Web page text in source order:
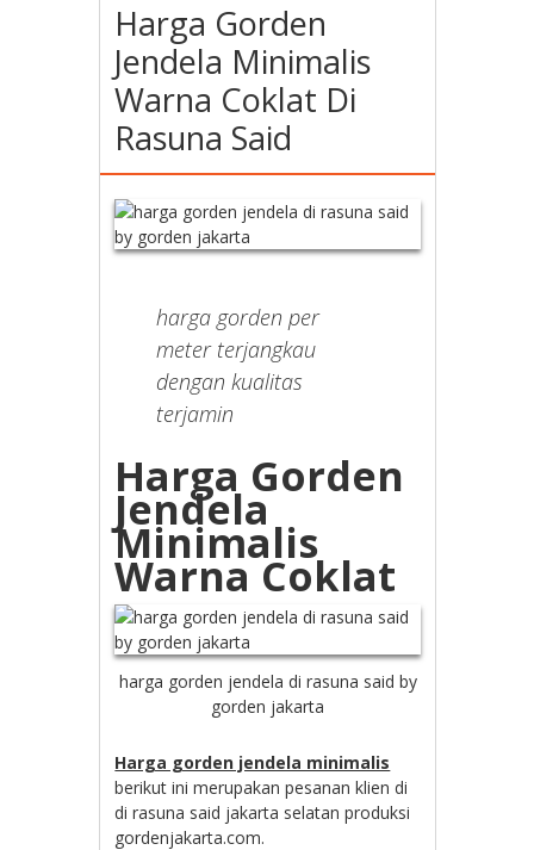
Harga Gorden
Jendela Minimalis
Warna Coklat Di
Rasuna Said
harga gorden per
meter terjangkau
dengan kualitas
terjamin
Harga Gorden
Jendela
Minimalis
Warna Coklat
harga gorden jendela di rasuna said by
gorden jakarta
Harga gorden jendela minimalis
berikut ini merupakan pesanan klien di
di rasuna said jakarta selatan produksi
gordenjakarta.com.